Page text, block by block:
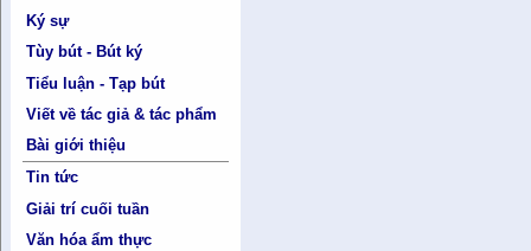
Ký sự
Tùy bút - Bút ký
Tiểu luận - Tạp bút
Viết về tác giả & tác phẩm
Bài giới thiệu
Tin tức
Giải trí cuối tuần
Văn hóa ẩm thực